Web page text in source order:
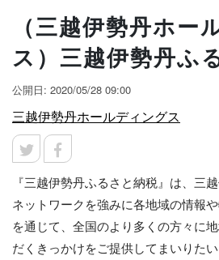
（三越伊勢丹ホー
ス）三越伊勢丹ふ
公開日: 2020/05/28 09:00
三越伊勢丹ホールディングス
『三越伊勢丹ふるさと納税』は、三
ネットワークを強みに各地域の情報
を通じて、全国のより多くの方々に
だくきっかけをご提供してまいりた